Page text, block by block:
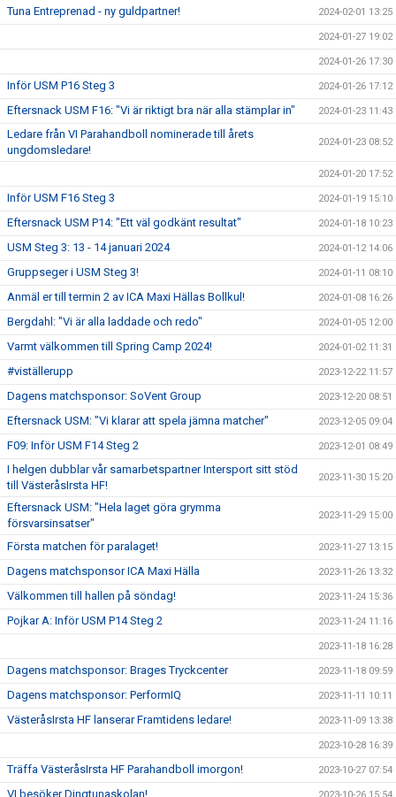
Tuna Entreprenad - ny guldpartner! 2024-02-01 13:25
2024-01-27 19:02
2024-01-26 17:30
Inför USM P16 Steg 3 2024-01-26 17:12
Eftersnack USM F16: "Vi är riktigt bra när alla stämplar in" 2024-01-23 11:43
Ledare från VI Parahandboll nominerade till årets
ungdomsledare!
2024-01-23 08:52
2024-01-20 17:52
Inför USM F16 Steg 3 2024-01-19 15:10
Eftersnack USM P14: "Ett väl godkänt resultat" 2024-01-18 10:23
USM Steg 3: 13 - 14 januari 2024 2024-01-12 14:06
Gruppseger i USM Steg 3! 2024-01-11 08:10
Anmäl er till termin 2 av ICA Maxi Hällas Bollkul! 2024-01-08 16:26
Bergdahl: "Vi är alla laddade och redo" 2024-01-05 12:00
Varmt välkommen till Spring Camp 2024! 2024-01-02 11:31
#viställerupp 2023-12-22 11:57
Dagens matchsponsor: SoVent Group 2023-12-20 08:51
Eftersnack USM: "Vi klarar att spela jämna matcher" 2023-12-05 09:04
F09: Inför USM F14 Steg 2 2023-12-01 08:49
I helgen dubblar vår samarbetspartner Intersport sitt stöd
till VästeråsIrsta HF!
2023-11-30 15:20
Eftersnack USM: "Hela laget göra grymma
försvarsinsatser"
2023-11-29 15:00
Första matchen för paralaget! 2023-11-27 13:15
Dagens matchsponsor ICA Maxi Hälla 2023-11-26 13:32
Välkommen till hallen på söndag! 2023-11-24 15:36
Pojkar A: Inför USM P14 Steg 2 2023-11-24 11:16
2023-11-18 16:28
Dagens matchsponsor: Brages Tryckcenter 2023-11-18 09:59
Dagens matchsponsor: PerformIQ 2023-11-11 10:11
VästeråsIrsta HF lanserar Framtidens ledare! 2023-11-09 13:38
2023-10-28 16:39
Träffa VästeråsIrsta HF Parahandboll imorgon! 2023-10-27 07:54
VI besöker Dingtunaskolan!